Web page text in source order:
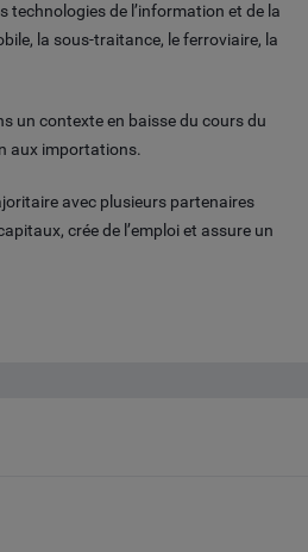
technologies de l’information et de la
la sous-traitance, le ferroviaire, la
un contexte en baisse du cours du
aux importations.
avec plusieurs partenaires
crée de l’emploi et assure un